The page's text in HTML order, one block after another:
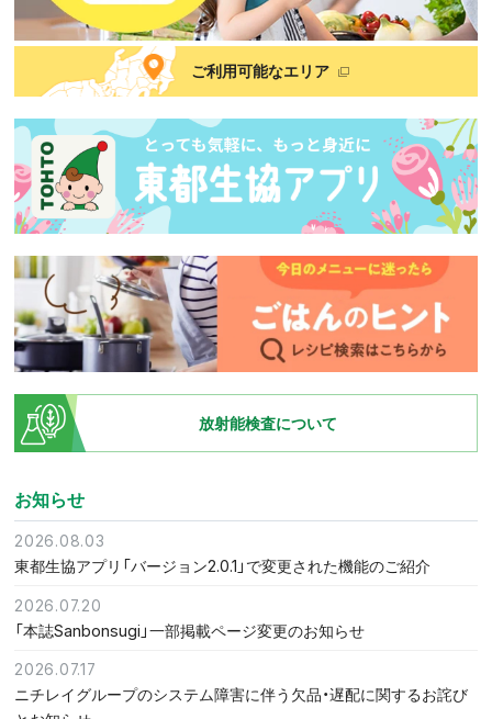
ご利用可能なエリア
放射能検査について
お知らせ
2026.08.03
東都生協アプリ「バージョン2.0.1」で変更された機能のご紹介
2026.07.20
「本誌Sanbonsugi」一部掲載ページ変更のお知らせ
2026.07.17
ニチレイグループのシステム障害に伴う欠品・遅配に関するお詫び